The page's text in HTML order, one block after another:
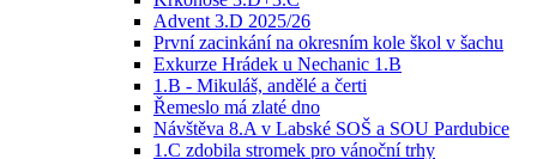
Advent 3.D 2025/26
První zacinkání na okresním kole škol v šachu
Exkurze Hrádek u Nechanic 1.B
1.B - Mikuláš, andělé a čerti
Řemeslo má zlaté dno
Návštěva 8.A v Labské SOŠ a SOU Pardubice
1.C zdobila stromek pro vánoční trhy